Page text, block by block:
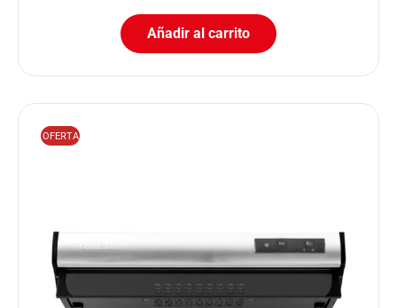
Añadir al carrito
OFERTA